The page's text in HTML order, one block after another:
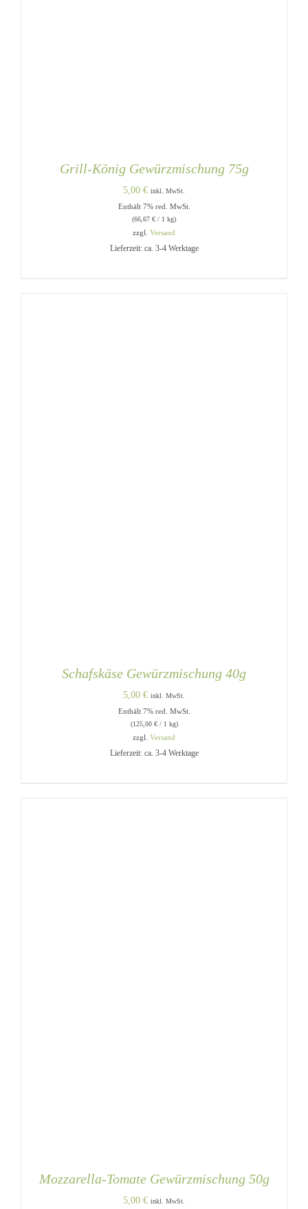
Grill-König Gewürzmischung 75g
5,00 € inkl. MwSt.
Enthält 7% red. MwSt.
(66,67 € / 1 kg)
zzgl. Versand
Lieferzeit: ca. 3-4 Werktage
Schafskäse Gewürzmischung 40g
5,00 € inkl. MwSt.
Enthält 7% red. MwSt.
(125,00 €/ 1 kg)
zzgl. Versand
Lieferzeit: ca. 3-4 Werktage
Mozzarella-Tomate Gewürzmischung 50g
5,00 € inkl. MwSt.